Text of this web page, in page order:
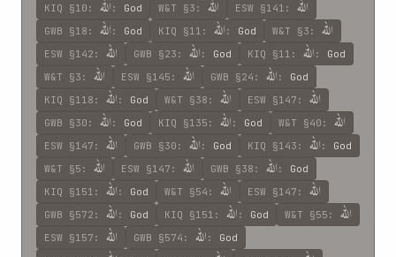
KIQ §10 : اللّه : God W&T §3 : اللّه ESW §141 : اللّه
GWB §18 : اللّه : God KIQ §11 : اللّه : God W&T §3 : اللّه
ESW §142 : اللّه GWB §23 : اللّه : God KIQ §11 : اللّه : God
W&T §3 : اللّه ESW §145 : اللّه GWB §24 : اللّه : God
KIQ §118 : اللّه : God W&T §38 : اللّه ESW §147 : اللّه
GWB §30 : اللّه : God KIQ §135 : اللّه : God W&T §40 : اللّه
ESW §147 : اللّه GWB §30 : اللّه : God KIQ §143 : اللّه : God
W&T §5 : اللّه ESW §147 : اللّه GWB §38 : اللّه : God
KIQ §151 : اللّه : God W&T §54 : اللّه ESW §147 : اللّه
GWB §572 : اللّه : God KIQ §151 : اللّه : God W&T §55 : اللّه
ESW §157 : اللّه GWB §574 : اللّه : God